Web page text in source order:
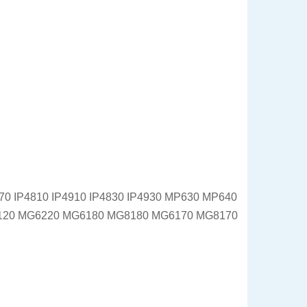
IP4810 IP4910 IP4830 IP4930 MP630 MP640
MG6220 MG6180 MG8180 MG6170 MG8170